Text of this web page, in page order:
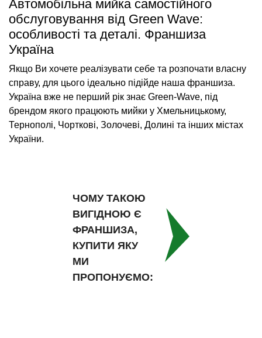
Автомобільна мийка самостійного
обслуговування від Green Wave:
особливості та деталі. Франшиза
Україна
Якщо Ви хочете реалізувати себе та розпочати власну
справу, для цього ідеально підійде наша франшиза.
Україна вже не перший рік знає Green-Wave, під
брендом якого працюють мийки у Хмельницькому,
Тернополі, Чорткові, Золочеві, Долині та інших містах
України.
ЧОМУ ТАКОЮ
ВИГІДНОЮ Є
ФРАНШИЗА,
КУПИТИ ЯКУ
МИ
ПРОПОНУЄМО: